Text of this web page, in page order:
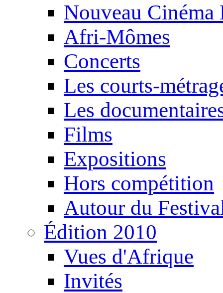
Nouveau Cinéma
Afri-Mômes
Concerts
Les courts-
Les
Films
Expositions
Hors compétition
Autour du
Édition 2010
Vues d'Afrique
Invités